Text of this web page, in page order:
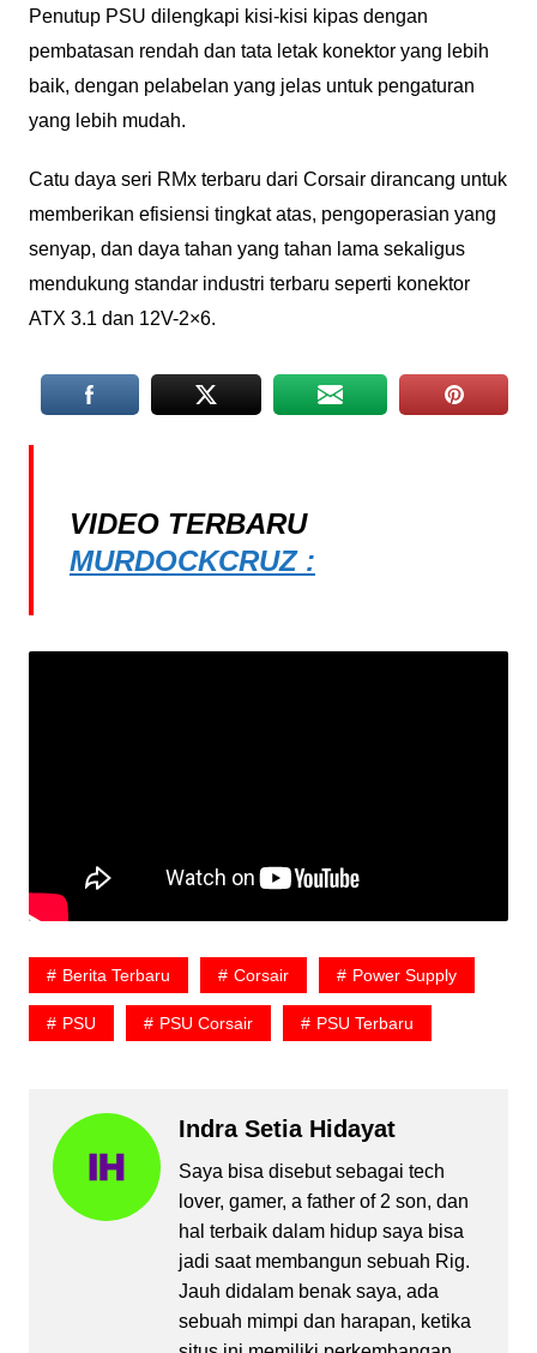
Penutup PSU dilengkapi kisi-kisi kipas dengan
pembatasan rendah dan tata letak konektor yang lebih
baik, dengan pelabelan yang jelas untuk pengaturan
yang lebih mudah.
Catu daya seri RMx terbaru dari Corsair dirancang untuk
memberikan efisiensi tingkat atas, pengoperasian yang
senyap, dan daya tahan yang tahan lama sekaligus
mendukung standar industri terbaru seperti konektor
ATX 3.1 dan 12V-2×6.
VIDEO TERBARU
MURDOCKCRUZ :
Berita Terbaru Corsair Power Supply
PSU PSU Corsair PSU Terbaru
Indra Setia Hidayat
Saya bisa disebut sebagai tech
lover, gamer, a father of 2 son, dan
hal terbaik dalam hidup saya bisa
jadi saat membangun sebuah Rig.
Jauh didalam benak saya, ada
sebuah mimpi dan harapan, ketika